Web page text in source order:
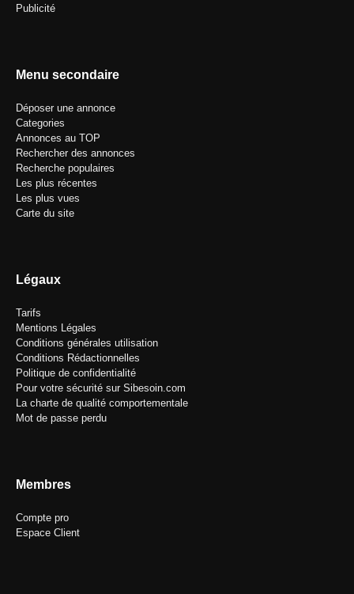
Publicité
Menu secondaire
Déposer une annonce
Categories
Annonces au TOP
Rechercher des annonces
Recherche populaires
Les plus récentes
Les plus vues
Carte du site
Légaux
Tarifs
Mentions Légales
Conditions générales utilisation
Conditions Rédactionnelles
Politique de confidentialité
Pour votre sécurité sur Sibesoin.com
La charte de qualité comportementale
Mot de passe perdu
Membres
Compte pro
Espace Client